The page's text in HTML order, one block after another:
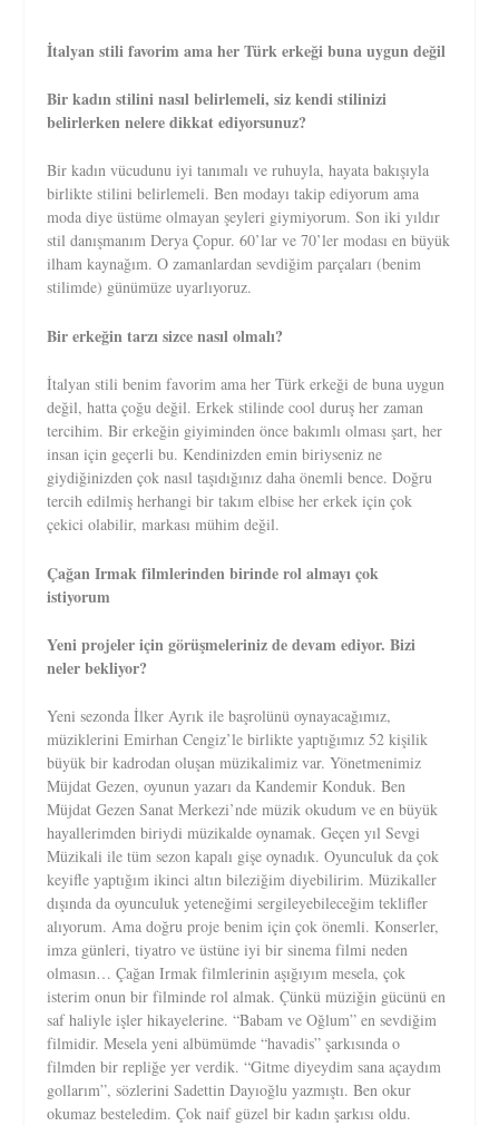
İtalyan stili favorim ama her Türk erkeği buna uygun değil
Bir kadın stilini nasıl belirlemeli, siz kendi stilinizi
belirlerken nelere dikkat ediyorsunuz?
Bir kadın vücudunu iyi tanımalı ve ruhuyla, hayata bakışıyla
birlikte stilini belirlemeli. Ben modayı takip ediyorum ama
moda diye üstüme olmayan şeyleri giymiyorum. Son iki yıldır
stil danışmanım Derya Çopur. 60’lar ve 70’ler modası en büyük
ilham kaynağım. O zamanlardan sevdiğim parçaları (benim
stilimde) günümüze uyarlıyoruz.
Bir erkeğin tarzı sizce nasıl olmalı?
İtalyan stili benim favorim ama her Türk erkeği de buna uygun
değil, hatta çoğu değil. Erkek stilinde cool duruş her zaman
tercihim. Bir erkeğin giyiminden önce bakımlı olması şart, her
insan için geçerli bu. Kendinizden emin biriyseniz ne
giydiğinizden çok nasıl taşıdığınız daha önemli bence. Doğru
tercih edilmiş herhangi bir takım elbise her erkek için çok
çekici olabilir, markası mühim değil.
Çağan Irmak filmlerinden birinde rol almayı çok
istiyorum
Yeni projeler için görüşmeleriniz de devam ediyor. Bizi
neler bekliyor?
Yeni sezonda İlker Ayrık ile başrolünü oynayacağımız,
müziklerini Emirhan Cengiz’le birlikte yaptığımız 52 kişilik
büyük bir kadrodan oluşan müzikalimiz var. Yönetmenimiz
Müjdat Gezen, oyunun yazarı da Kandemir Konduk. Ben
Müjdat Gezen Sanat Merkezi’nde müzik okudum ve en büyük
hayallerimden biriydi müzikalde oynamak. Geçen yıl Sevgi
Müzikali ile tüm sezon kapalı gişe oynadık. Oyunculuk da çok
keyifle yaptığım ikinci altın bileziğim diyebilirim. Müzikaller
dışında da oyunculuk yeteneğimi sergileyebileceğim teklifler
alıyorum. Ama doğru proje benim için çok önemli. Konserler,
imza günleri, tiyatro ve üstüne iyi bir sinema filmi neden
olmasın… Çağan Irmak filmlerinin aşığıyım mesela, çok
isterim onun bir filminde rol almak. Çünkü müziğin gücünü en
saf haliyle işler hikayelerine. “Babam ve Oğlum” en sevdiğim
filmidir. Mesela yeni albümümde “havadis” şarkısında o
filmden bir repliğe yer verdik. “Gitme diyeydim sana açaydım
gollarım”, sözlerini Sadettin Dayıoğlu yazmıştı. Ben okur
okumaz besteledim. Çok naif güzel bir kadın şarkısı oldu.